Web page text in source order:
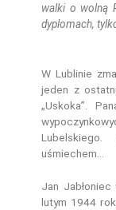
walki o wolną
dyplomach,
W Lublinie
jeden z
„Uskoka”.
uśmiechem…
Jan
lutym 1944